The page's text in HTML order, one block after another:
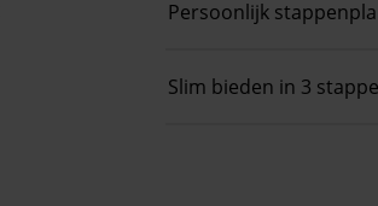
Persoonlijk
Slim bieden in 3